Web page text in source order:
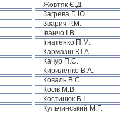
Жовтяк Є.Д.
Загрева Б.Ю.
Зварич Р.М.
Іванчо І.В.
Ігнатенко П.М.
Кармазін Ю.А.
Качур П.С.
Кириленко В.А.
Коваль В.С.
Косів М.В.
Костинюк Б.І.
Кульчинський М.Г.